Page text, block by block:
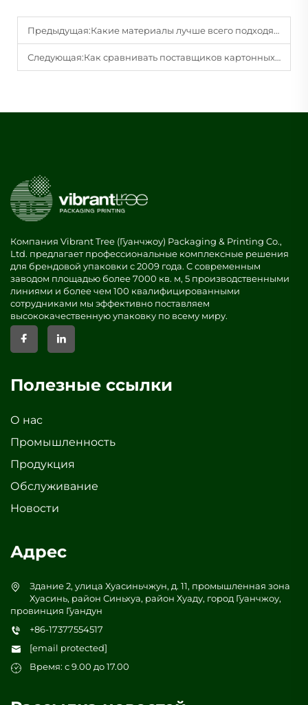
Предыдущая:Какие материалы лучше всего подходят для изготовления прочных подарочных коробок для хрупких предметов?
Следующая:Как сравнивать поставщиков картонных коробок при закупках?
Компания Vibrant Tree (Гуанчжоу) Packaging & Printing Co.,
Ltd. предлагает профессиональные комплексные решения
для брендовой упаковки с 2009 года. С современным
заводом площадью более 7000 кв. м, 5 производственными
линиями и более чем 100 квалифицированными
сотрудниками мы эффективно поставляем
высококачественную упаковку по всему миру.
Полезные ссылки
О нас
Промышленность
Продукция
Обслуживание
Новости
Адрес
Здание 2, улица Хуасиньчжун, д. 11, промышленная зона
Хуасинь, район Синьхуа, район Хуаду, город Гуанчжоу,
провинция Гуандун
+86-17377554517
[email protected]
Время: с 9.00 до 17.00